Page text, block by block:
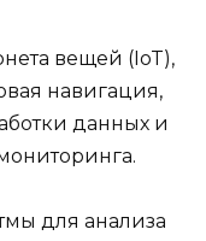
вещей (IoT),
навигация,
данных и
для анализа